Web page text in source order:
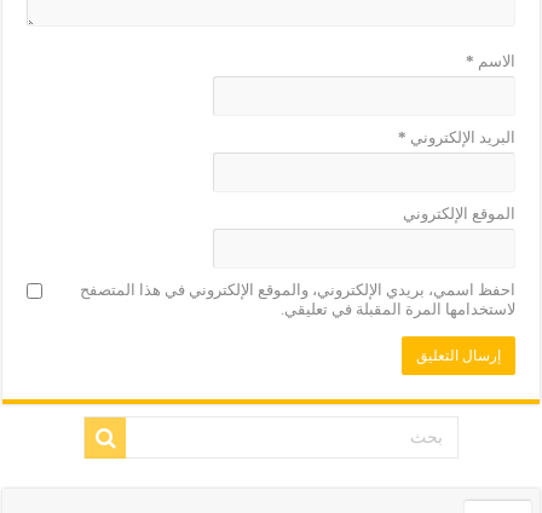
الاسم *
البريد الإلكتروني *
الموقع الإلكتروني
احفظ اسمي، بريدي الإلكتروني، والموقع الإلكتروني في هذا المتصفح
لاستخدامها المرة المقبلة في تعليقي.